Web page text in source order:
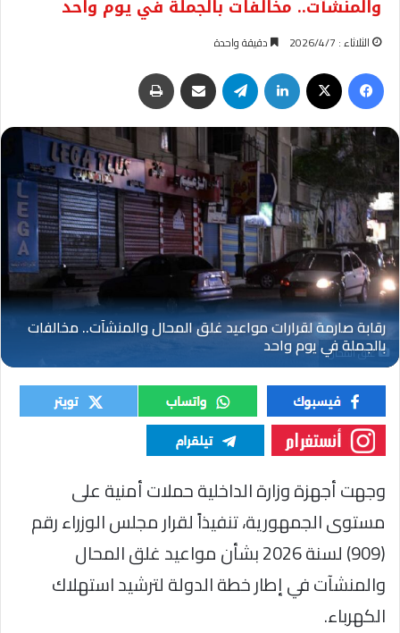
والمنشآت.. مخالفات بالجملة في يوم واحد
الثلاثاء : 2026/4/7 دقيقة واحدة
فيسبوك لينكدإن تيلقرام مشاركة عبر البريد
غلق المحال
وجهت أجهزة وزارة الداخلية حملات أمنية على
مستوى الجمهورية، تنفيذاً لقرار مجلس الوزراء رقم
(909) لسنة 2026 بشأن مواعيد غلق المحال
والمنشآت في إطار خطة الدولة لترشيد استهلاك
الكهرباء.